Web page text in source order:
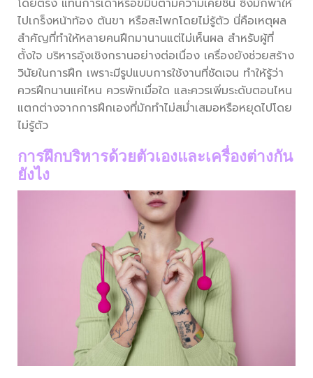
โดยตรง แทนการเดาหรือขมิบตามความเคยชิน ซึ่งมักพาให้
ไปเกร็งหน้าท้อง ต้นขา หรือสะโพกโดยไม่รู้ตัว นี่คือเหตุผล
สำคัญที่ทำให้หลายคนฝึกมานานแต่ไม่เห็นผล สำหรับผู้ที่
ตั้งใจ บริหารอุ้งเชิงกรานอย่างต่อเนื่อง เครื่องยังช่วยสร้าง
วินัยในการฝึก เพราะมีรูปแบบการใช้งานที่ชัดเจน ทำให้รู้ว่า
ควรฝึกนานแค่ไหน ควรพักเมื่อใด และควรเพิ่มระดับตอนไหน
แตกต่างจากการฝึกเองที่มักทำไม่สม่ำเสมอหรือหยุดไปโดย
ไม่รู้ตัว
การฝึกบริหารด้วยตัวเองและเครื่องต่างกัน
ยังไง